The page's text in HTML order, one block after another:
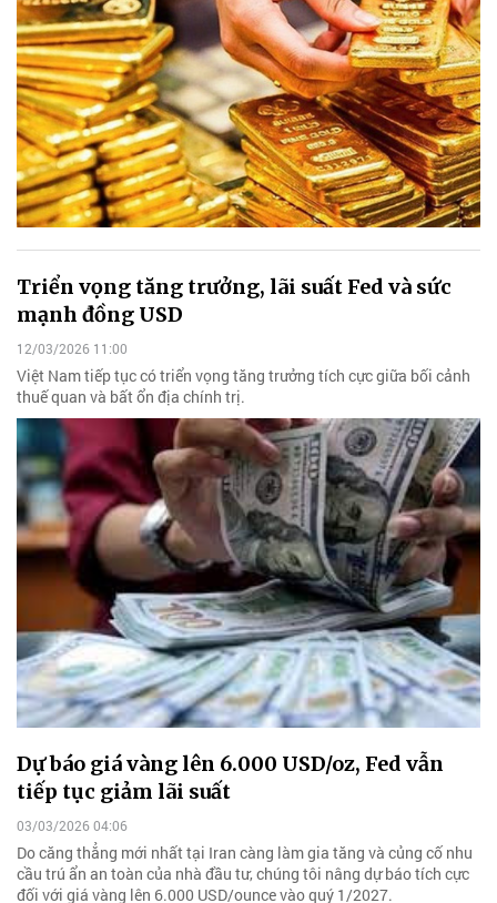
Triển vọng tăng trưởng, lãi suất Fed và sức
mạnh đồng USD
12/03/2026 11:00
Việt Nam tiếp tục có triển vọng tăng trưởng tích cực giữa bối cảnh
thuế quan và bất ổn địa chính trị.
Dự báo giá vàng lên 6.000 USD/oz, Fed vẫn
tiếp tục giảm lãi suất
03/03/2026 04:06
Do căng thẳng mới nhất tại Iran càng làm gia tăng và củng cố nhu
cầu trú ẩn an toàn của nhà đầu tư, chúng tôi nâng dự báo tích cực
đối với giá vàng lên 6.000 USD/ounce vào quý 1/2027.